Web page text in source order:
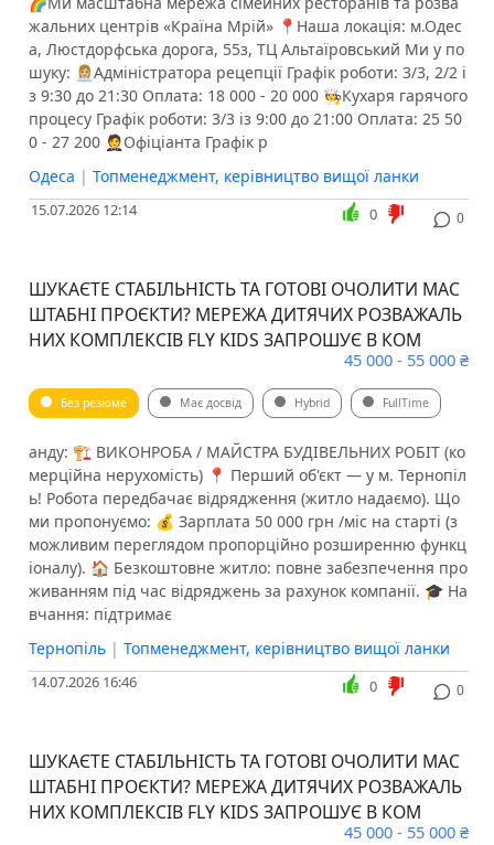
жальних центрів «Країна Мрій» 📍Наша локація: м.Одес
а, Люстдорфська дорога, 55з, ТЦ Альтаїровський Ми у по
шуку: 👩🏼‍💼Адміністратора рецепції Графік роботи: 3/3, 2/2 і
з 9:30 до 21:30 Оплата: 18 000 - 20 000 🧑‍🍳Кухаря гарячого
процесу Графік роботи: 3/3 із 9:00 до 21:00 Оплата: 25 50
0 - 27 200 🤵‍️Офіціанта Графік р
Одеса | Топменеджмент, керівництво вищої ланки
15.07.2026 12:14 0
0
ШУКАЄТЕ СТАБІЛЬНІСТЬ ТА ГОТОВІ ОЧОЛИТИ МАС
ШТАБНІ ПРОЄКТИ? МЕРЕЖА ДИТЯЧИХ РОЗВАЖАЛЬ
НИХ КОМПЛЕКСІВ FLY KIDS ЗАПРОШУЄ В КОМ
45 000 - 55 000 ₴
Без резюме Має досвід Hybrid FullTime
анду: 🏗 ВИКОНРОБА / МАЙСТРА БУДІВЕЛЬНИХ РОБІТ (ко
мерційна нерухомість) 📍 Перший об'єкт — у м. Тернопіл
ь! Робота передбачає відрядження (житло надаємо). Що
ми пропонуємо: 💰 Зарплата 50 000 грн /міс на старті (з
можливим переглядом пропорційно розширенню функц
іоналу). 🏠 Безкоштовне житло: повне забезпечення про
живанням під час відряджень за рахунок компанії. 🎓 На
вчання: підтримає
Тернопіль | Топменеджмент, керівництво вищої ланки
14.07.2026 16:46 0
0
ШУКАЄТЕ СТАБІЛЬНІСТЬ ТА ГОТОВІ ОЧОЛИТИ МАС
ШТАБНІ ПРОЄКТИ? МЕРЕЖА ДИТЯЧИХ РОЗВАЖАЛЬ
НИХ КОМПЛЕКСІВ FLY KIDS ЗАПРОШУЄ В КОМ
45 000 - 55 000 ₴